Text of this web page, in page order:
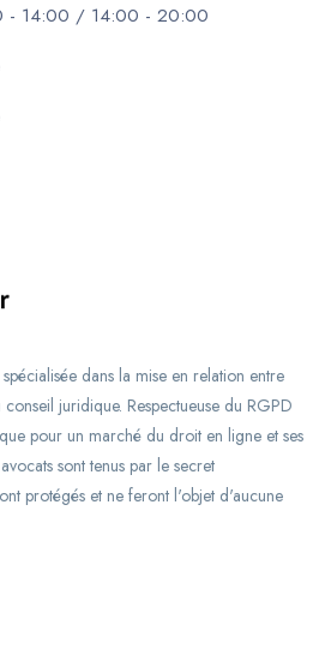
- 14:00 / 14:00 - 20:00
dans la mise en relation entre
juridique. Respectueuse du RGPD
pour un marché du droit en ligne et ses
sont tenus par le secret
protégés et ne feront l'objet d'aucune